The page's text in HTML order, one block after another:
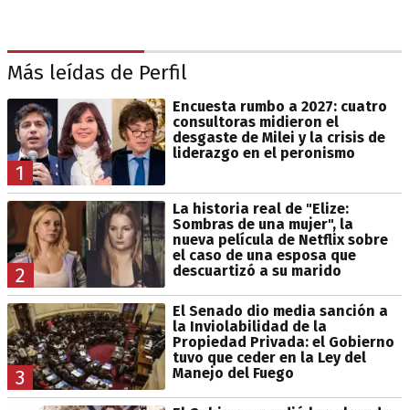
Más leídas de Perfil
1
Encuesta rumbo a 2027: cuatro
consultoras midieron el
desgaste de Milei y la crisis de
liderazgo en el peronismo
2
La historia real de "Elize:
Sombras de una mujer", la
nueva película de Netflix sobre
el caso de una esposa que
descuartizó a su marido
3
El Senado dio media sanción a
la Inviolabilidad de la
Propiedad Privada: el Gobierno
tuvo que ceder en la Ley del
Manejo del Fuego